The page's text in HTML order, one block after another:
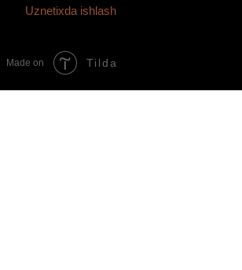
Uznetixda ishlash
Made on Tilda